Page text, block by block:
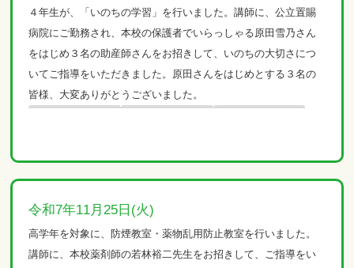
４年生が、「いのちの学習」を行いました。講師に、公立置賜
病院にご勤務され、本校の保護者でいらっしゃる原田雪乃さん
をはじめ３名の助産師さんをお招きして、いのちの大切さにつ
いてご指導をいただきました。原田さんをはじめとする３名の
皆様、大変ありがとうございました。
令和7年11月25日(火)
高学年を対象に、防煙教室・薬物乱用防止教室を行いました。
講師に、本校薬剤師の若林裕二先生をお招きして、ご指導をい